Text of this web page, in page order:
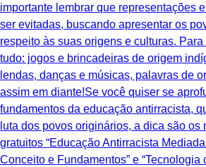
importante lembrar que representações
ser evitadas, buscando apresentar os
respeito às suas origens e culturas.
tudo: jogos e brincadeiras de origem
lendas, danças e músicas, palavras de
assim em diante!Se você quiser se
fundamentos da educação antirracista,
luta dos povos originários, a dica são os
gratuitos “Educação Antirracista
Conceito e Fundamentos” e “Tecnologia